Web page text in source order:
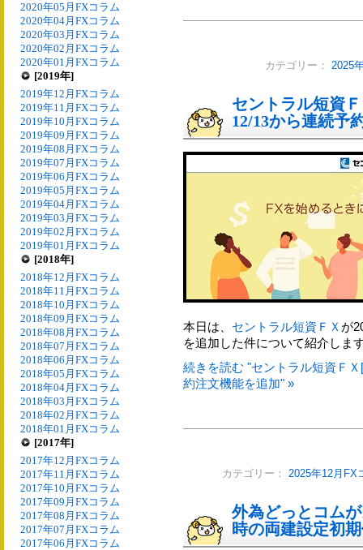
2020年05月FXコラム
2020年04月FXコラム
2020年03月FXコラム
2020年02月FXコラム
2020年01月FXコラム
[2019年]
2019年12月FXコラム
2019年11月FXコラム
2019年10月FXコラム
2019年09月FXコラム
2019年08月FXコラム
2019年07月FXコラム
2019年06月FXコラム
2019年05月FXコラム
2019年04月FXコラム
2019年03月FXコラム
2019年02月FXコラム
2019年01月FXコラム
[2018年]
2018年12月FXコラム
2018年11月FXコラム
2018年10月FXコラム
2018年09月FXコラム
2018年08月FXコラム
2018年07月FXコラム
2018年06月FXコラム
2018年05月FXコラム
2018年04月FXコラム
2018年03月FXコラム
2018年02月FXコラム
2018年01月FXコラム
[2017年]
2017年12月FXコラム
2017年11月FXコラム
2017年10月FXコラム
2017年09月FXコラム
2017年08月FXコラム
2017年07月FXコラム
2017年06月FXコラム
カテゴリー： 2025
セントラル短資
12/13から連続予
本日は、 セントラル短資ＦＸ が
を追加した件について紹介しま
続きを読む "セントラル短資Ｆ
約注文機能を追加" »
カテゴリー： 2025年12月FX
外為どっとコム
時の両建設定初